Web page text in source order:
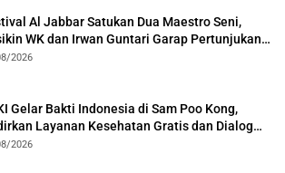
Al Jabbar Satukan Dua Maestro Seni,
WK dan Irwan Guntari Garap Pertunjukan
2026
Gelar Bakti Indonesia di Sam Poo Kong,
Layanan Kesehatan Gratis dan Dialog
2026